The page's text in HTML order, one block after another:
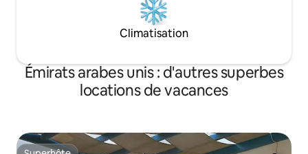
Climatisation
Émirats arabes unis : d'autres superbes
locations de vacances